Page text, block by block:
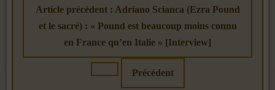
Article précédent : Adriano Scianca (Ezra Pound
et le sacré) : « Pound est beaucoup moins connu
en France qu’en Italie » [Interview]
Précédent